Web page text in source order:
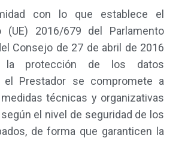
con lo que establece el
(UE) 2016/679 del Parlamento
Consejo de 27 de abril de 2016
la protección de los datos
el Prestador se compromete a
técnicas y organizativas
el nivel de seguridad de los
de forma que garanticen la